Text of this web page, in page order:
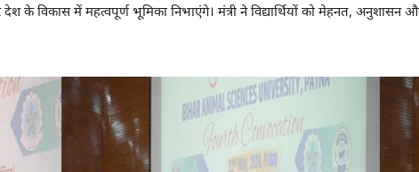
के विकास में महत्वपूर्ण भूमिका निभाएंगे। मंत्री ने विद्यार्थियों को मेहनत,